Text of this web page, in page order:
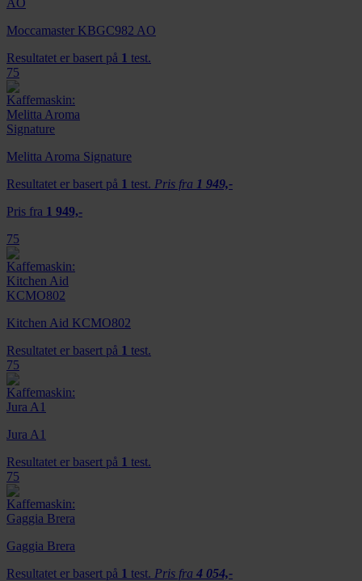
Moccamaster KBGC982 AO
Resultatet er basert på 1 test.
75
Melitta Aroma Signature
Resultatet er basert på 1 test. Pris fra 1 949,-
Pris fra 1 949,-
75
Kitchen Aid KCMO802
Resultatet er basert på 1 test.
75
Jura A1
Resultatet er basert på 1 test.
75
Gaggia Brera
Resultatet er basert på 1 test. Pris fra 4 054,-